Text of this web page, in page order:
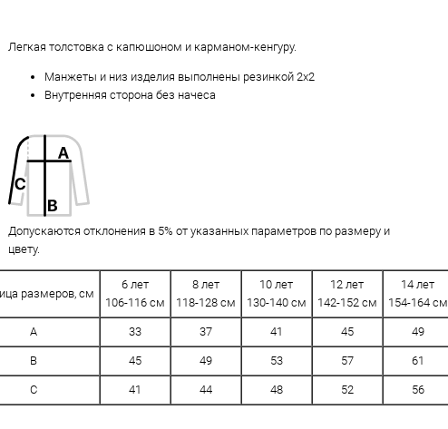
Легкая толстовка с капюшоном и карманом-кенгуру.
Манжеты и низ изделия выполнены резинкой 2х2
Внутренняя сторона без начеса
Допускаются отклонения в 5% от указанных параметров по размеру и
цвету.
размеров, см
6 лет
106-116 см
8 лет
118-128 см
10 лет
130-140 см
12 лет
142-152 см
14 лет
154-164 см
A 33 37 41 45 49
B 45 49 53 57 61
C 41 44 48 52 56